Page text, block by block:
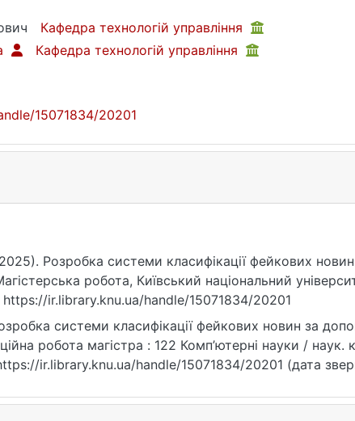
Кафедра технологій управління
Кафедра технологій управління
15071834/20201
Розробка системи класифікації фейкових
робота, Київський національний
ir.library.knu.ua/handle/15071834/20201
системи класифікації фейкових новин за
робота магістра : 122 Комп’ютерні науки /
ir.library.knu.ua/handle/15071834/20201 (дата